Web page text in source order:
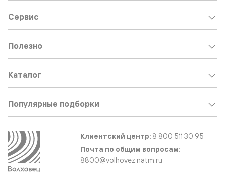
Сервис
Полезно
Каталог
Популярные подборки
Клиентский центр: 8 800 511 30 95
Почта по общим вопросам:
8800@volhovez.natm.ru